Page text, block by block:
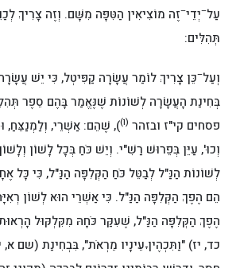
עַל–יְדֵי–זֶה מוֹצִיאִין הַטִּפָּה מִשָּׁם. וְזֶה צָרִיךְ
תְּהִלִּים:
וְעַל–כֵּן צָרִיךְ לוֹמַר עֲשָׂרָה קַפִּיטְל, כִּי יֵשׁ
בְּחִינַת הָעֲשָׂרָה לְשׁוֹנוֹת שֶׁנֶּאֱמַר בָּהֶם סֵפֶר
פסחים קי"ז ובזהר (ו)), שֶׁהֵם: אַשְׁרֵי, וְלַמְנַצֵּחַ,
וְכוּ', עַיֵּן בְּפֵרוּשׁ רַשִׁ"י. וְיֵשׁ כֹּחַ בְּכָל לָשׁוֹן
לְשׁוֹנוֹת הַנַּ"ל לְבַטֵּל כֹּחַ הַקְּלִפָּה הַנַּ"ל, כִּי כָּל
הֵם הֶפֶךְ הַקְּלִפָּה הַנַּ"ל. כִּי אַשְׁרֵי הוּא לְשׁוֹן
הֶפֶךְ הַקְּלִפָּה הַנַּ"ל, שֶׁעִקַּר כֹּחָהּ מִקִּלְקּוּל
כד, יז) "וַתִּכְהֶיןָ עֵינָיו מֵרְאֹת", בִּבְחִינַת (שם